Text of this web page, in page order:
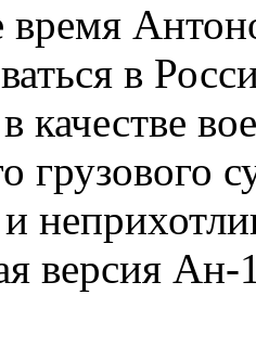
время
в
качестве
грузового
версия Ан-